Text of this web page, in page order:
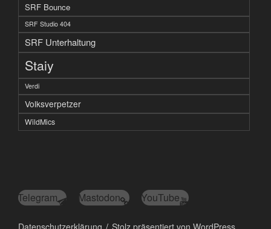
SRF Bounce
SRF Studio 404
SRF Unterhaltung
Staiy
Verdi
Volksverpetzer
WildMics
Telegram Mastodon YouTube
Datenschutzerklärung Stolz präsentiert von WordPress